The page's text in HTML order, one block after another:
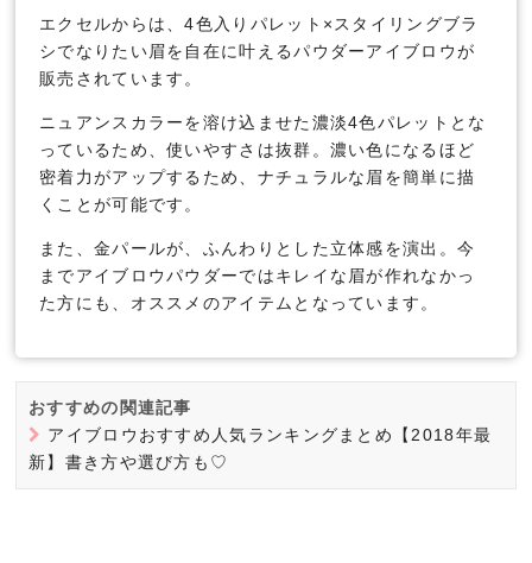
エクセルからは、4色入りパレット×スタイリングブラ
シでなりたい眉を自在に叶えるパウダーアイブロウが
販売されています。
ニュアンスカラーを溶け込ませた濃淡4色パレットとな
っているため、使いやすさは抜群。濃い色になるほど
密着力がアップするため、ナチュラルな眉を簡単に描
くことが可能です。
また、金パールが、ふんわりとした立体感を演出。今
までアイブロウパウダーではキレイな眉が作れなかっ
た方にも、オススメのアイテムとなっています。
おすすめの関連記事
アイブロウおすすめ人気ランキングまとめ【2018年最
新】書き方や選び方も♡